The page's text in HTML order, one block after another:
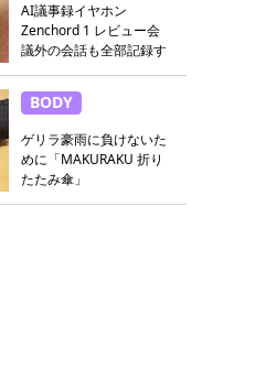
AI議事録イヤホン
Zenchord 1 レビュー会
議外の会話も全部記録す
BODY
ゲリラ豪雨に負けないた
めに「MAKURAKU 折り
たたみ傘」